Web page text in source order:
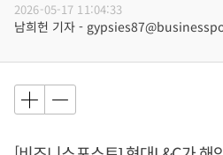
2026-05-17 11:04:33
남희헌 기자 -